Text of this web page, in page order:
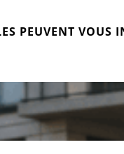
PEUVENT VOUS